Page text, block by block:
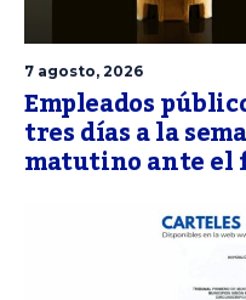
7 agosto, 2026
Empleados
tres días a la
matutino ante el